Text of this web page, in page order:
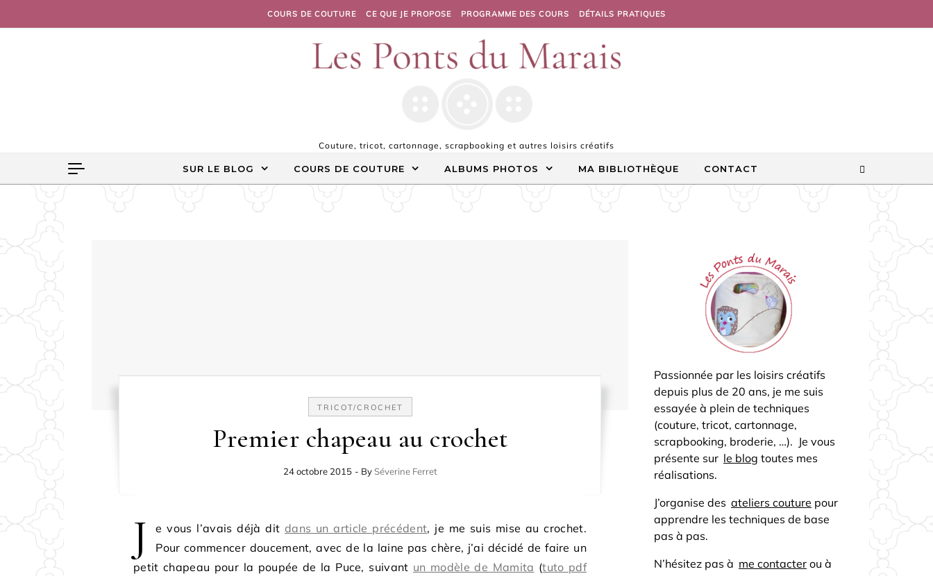
COURS DE COUTURE CE QUE JE PROPOSE PROGRAMME DES COURS DÉTAILS PRATIQUES
Couture, tricot, cartonnage, scrapbooking et autres loisirs créatifs
SUR LE BLOG COURS DE COUTURE ALBUMS PHOTOS MA BIBLIOTHÈQUE CONTACT
TRICOT/CROCHET
Premier chapeau au crochet
24 octobre 2015 - By Séverine Ferret
J e vous l’avais déjà ditdans un article précédent, je me suis mise au crochet.
Pour commencer doucement, avec de la laine pas chère, j’ai décidé de faire un
petit chapeau pour la poupée de la Puce, suivant un modèle de Mamita (tuto pdf
Passionnée par les loisirs créatifs
depuis plus de 20 ans, je me suis
essayée à plein de techniques
(couture, tricot, cartonnage,
scrapbooking, broderie, …). Je vous
présente sur le blog toutes mes
réalisations.
J’organise des ateliers couture pour
apprendre les techniques de base
pas à pas.
N’hésitez pas à me contacter ou à